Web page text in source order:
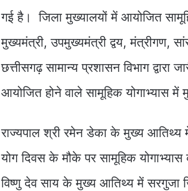
गई है। जिला मुख्यालयों में आयोजित
मुख्यमंत्री, उपमुख्यमंत्री द्वय, मंत्रीगण,
छत्तीसगढ़ सामान्य प्रशासन विभाग
आयोजित होने वाले सामूहिक योगाभ्यास में
राज्यपाल श्री रमेन डेका के मुख्य आतिथ्य
योग दिवस के मौके पर सामूहिक
विष्णु देव साय के मुख्य आतिथ्य में सरगुजा